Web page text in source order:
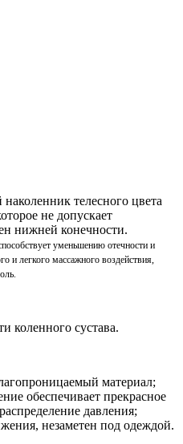
телесного цвета
не допускает
нижней конечности.
пособствует уменьшению отечности и
и легкого массажного воздействия,
коленного сустава.
материал;
обеспечивает прекрасное
давления;
незаметен под одеждой.